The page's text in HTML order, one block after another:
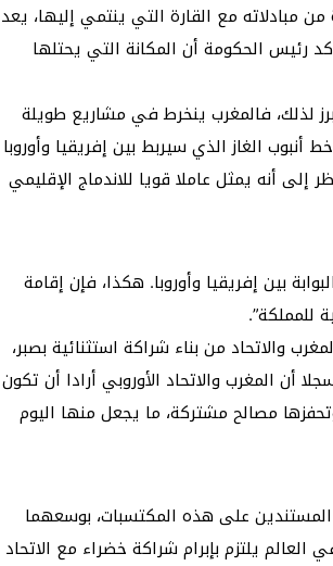
مبادلاته مع القارة التي ينتمي إليها، يعد
رئيس الحكومة أن المكانة التي يحتلها
لذلك، فالمغرب ينخرط في مشاريع طويلة
الغاز الذي سيربط بين إفريقيا وأوروبا
إلى أنه يمثل عاملا قويا للاندماج الإقليمي
بين إفريقيا وأوروبا. هكذا، فإن إقامة
للمملكة”.
والاتحاد من بناء شراكة استثنائية بصبر،
أن المغرب والاتحاد الأوروبي أرادا أن تكون
مصالح مشتركة، ما يجعل منها اليوم
المستندين على هذه المكتسبات، بوسعهما
يلتزم بإبرام شراكة خضراء مع الاتحاد